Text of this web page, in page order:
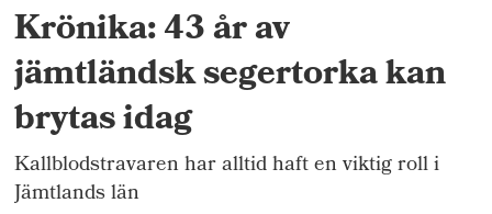
Krönika: 43 år av
jämtländsk segertorka kan
brytas idag
Kallblodstravaren har alltid haft en viktig roll i
Jämtlands län